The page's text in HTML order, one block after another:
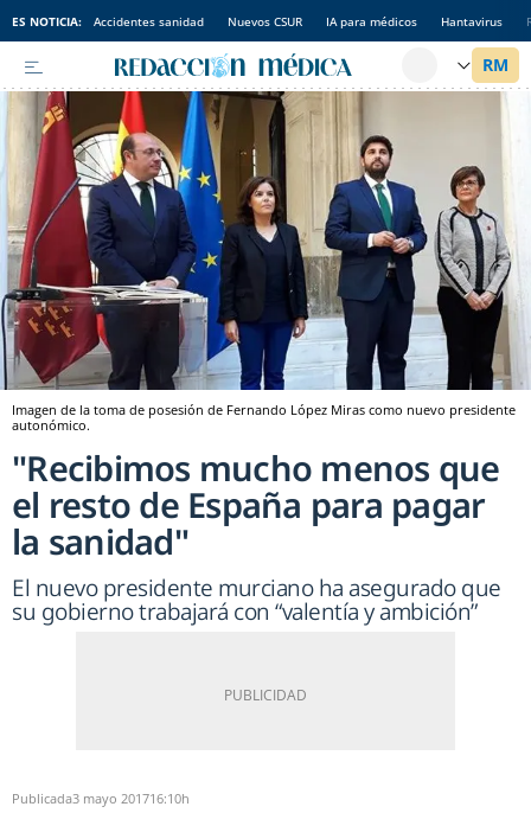
ES NOTICIA: Accidentes sanidad Nuevos CSUR IA para médicos Hantavirus
Imagen de la toma de posesión de Fernando López Miras como nuevo presidente
autonómico.
"Recibimos mucho menos que
el resto de España para pagar
la sanidad"
El nuevo presidente murciano ha asegurado que
su gobierno trabajará con “valentía y ambición”
Publicada3 mayo 201716:10h